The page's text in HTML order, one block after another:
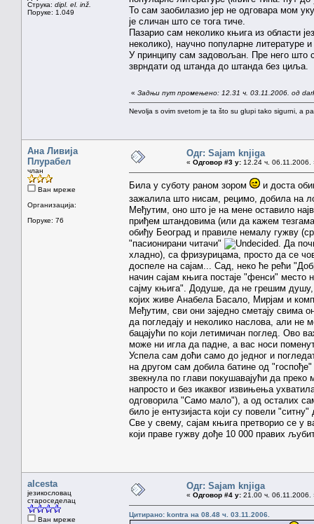
Струка: dipl. el. inž.
Поруке: 1.049
То сам заобилазио јер не одговара мом
је сличан што се тога тиче.
Пазарио сам неколико књига из области
неколико), научно популарне литературе
У принципу сам задовољан. Пре него што
зврндати од штанда до штанда без циља.
« Задњи пут промењено: 12.31 ч. 03.11.2006. од
Nevolja s ovim svetom je ta što su glupi tako sigurni, a
Ана Ливија
Плурабел
члан
Ван мреже
Организација:
Поруке: 76
Одг: Sajam knjiga
« Одговор #3 у: 12.24 ч. 06.11.2006.
Била у суботу раном зором
и доста
зажалила што нисам, рецимо, добила на
Међутим, оно што је на мене оставило
приђем штандовима (или да кажем
обиђу Београд и правиле немалу гужву
"пасионирани читачи"
. Да
хладно), са фризурицама, просто да се
доспеле на сајам... Сад, неко ће рећи
начин сајам књига постаје "фенси"
сајму књига". Додуше, да не грешим душу,
којих живе Анабела Басало, Мирјам и
Међутим, сви они заједно сметају свима
да погледају и неколико наслова, али не
бацајући по који летимичан поглед. Ово
може ни игла да падне, а вас носи
Успела сам доћи само до једног и
на другом сам добила батине од
звекнула по глави покушавајући да
напросто и без икаквог извињења
одговорила "Само мало"), а од осталих
било је ентузијаста који су повели
Све у свему, сајам књига претворио се у
који праве гужву дође 10 000 правих
alcesta
језикословац
староседелац
Ван мреже
Одг: Sajam knjiga
« Одговор #4 у: 21.00 ч. 06.11.2006.
Цитирано: kontra на 08.48 ч. 03.11.2006.